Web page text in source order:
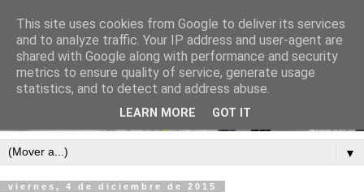
▼
viernes, 4 de diciembre de 2015
This site uses cookies from Google to deliver its services
and to analyze traffic. Your IP address and user-agent are
shared with Google along with performance and security
metrics to ensure quality of service, generate usage
statistics, and to detect and address abuse.
LEARN MORE GOT IT